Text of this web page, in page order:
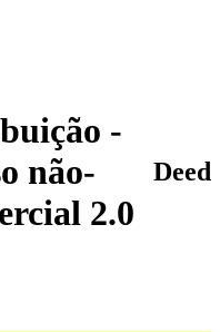
-
não-
2.0
Deed